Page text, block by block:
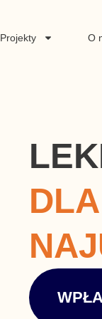
Projekty O
DLA